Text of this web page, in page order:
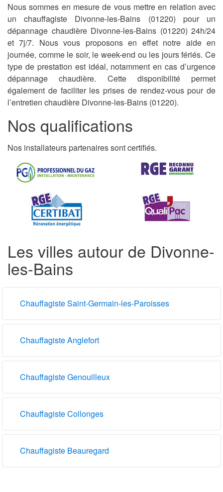
Nous sommes en mesure de vous mettre en relation avec
un chauffagiste Divonne-les-Bains (01220) pour un
dépannage chaudière Divonne-les-Bains (01220) 24h/24
et 7j/7. Nous vous proposons en effet notre aide en
journée, comme le soir, le week-end ou les jours fériés. Ce
type de prestation est idéal, notamment en cas d’urgence
dépannage chaudière. Cette disponibilité permet
également de faciliter les prises de rendez-vous pour de
l’entretien chaudière Divonne-les-Bains (01220).
Nos qualifications
Nos installateurs partenaires sont certifiés.
Les villes autour de Divonne-
les-Bains
Chauffagiste Saint-Germain-les-Paroisses
Chauffagiste Anglefort
Chauffagiste Genouilleux
Chauffagiste Collonges
Chauffagiste Beauregard